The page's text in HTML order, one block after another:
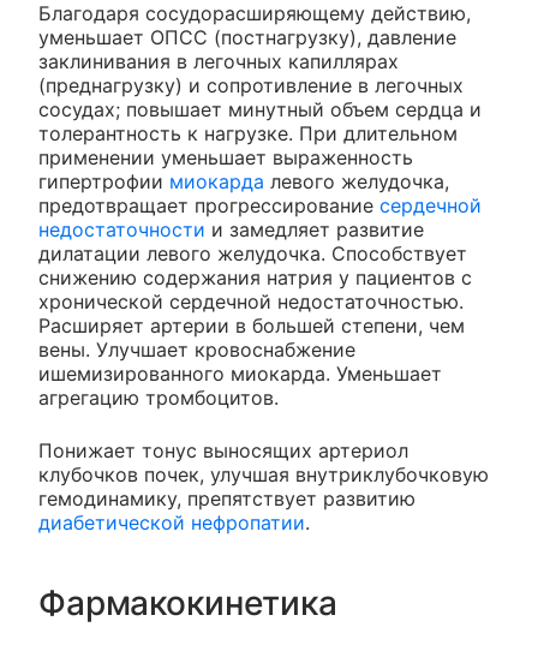
Благодаря сосудорасширяющему действию,
уменьшает ОПСС (постнагрузку), давление
заклинивания в легочных капиллярах
(преднагрузку) и сопротивление в легочных
сосудах; повышает минутный объем сердца и
толерантность к нагрузке. При длительном
применении уменьшает выраженность
гипертрофии миокарда левого желудочка,
предотвращает прогрессирование сердечной
недостаточности и замедляет развитие
дилатации левого желудочка. Способствует
снижению содержания натрия у пациентов с
хронической сердечной недостаточностью.
Расширяет артерии в большей степени, чем
вены. Улучшает кровоснабжение
ишемизированного миокарда. Уменьшает
агрегацию тромбоцитов.
Понижает тонус выносящих артериол
клубочков почек, улучшая внутриклубочковую
гемодинамику, препятствует развитию
диабетической нефропатии.
Фармакокинетика